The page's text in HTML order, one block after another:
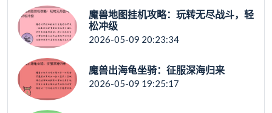
魔兽地图挂机攻略：玩转无尽战斗，轻
松冲级
2026-05-09 20:23:34
魔兽出海龟坐骑：征服深海归来
2026-05-09 19:25:17